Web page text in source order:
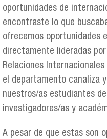
oportunidades de
encontraste lo que
ofrecemos oportunidades
directamente lideradas
Relaciones
el departamento canaliza
nuestros/as estudiantes
investigadores/as y
A pesar de que estas son